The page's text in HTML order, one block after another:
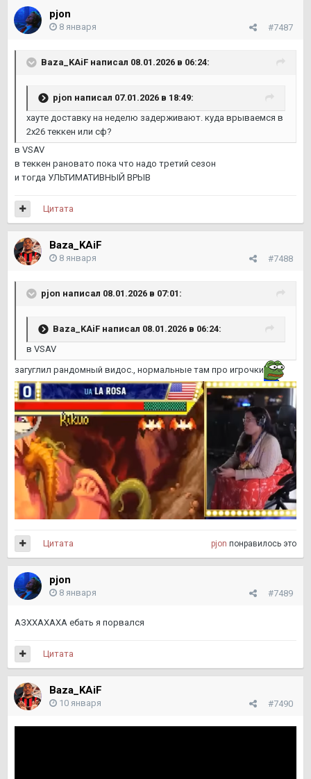
pjon
#7487
8 января
Baza_KAiF написал 08.01.2026 в 06:24:
pjon написал 07.01.2026 в 18:49:
хауте доставку на неделю задерживают. куда врываемся в
2х26 теккен или сф?
в VSAV
в теккен рановато пока что надо третий сезон
и тогда УЛЬТИМАТИВНЫЙ ВРЫВ
Цитата
Baza_KAiF
#7488
8 января
pjon написал 08.01.2026 в 07:01:
Baza_KAiF написал 08.01.2026 в 06:24:
в VSAV
загуглил рандомный видос., нормальные там про игрочки
pjon понравилось это
Цитата
pjon
#7489
8 января
АЗХХАХАХА ебать я порвался
Цитата
Baza_KAiF
#7490
10 января